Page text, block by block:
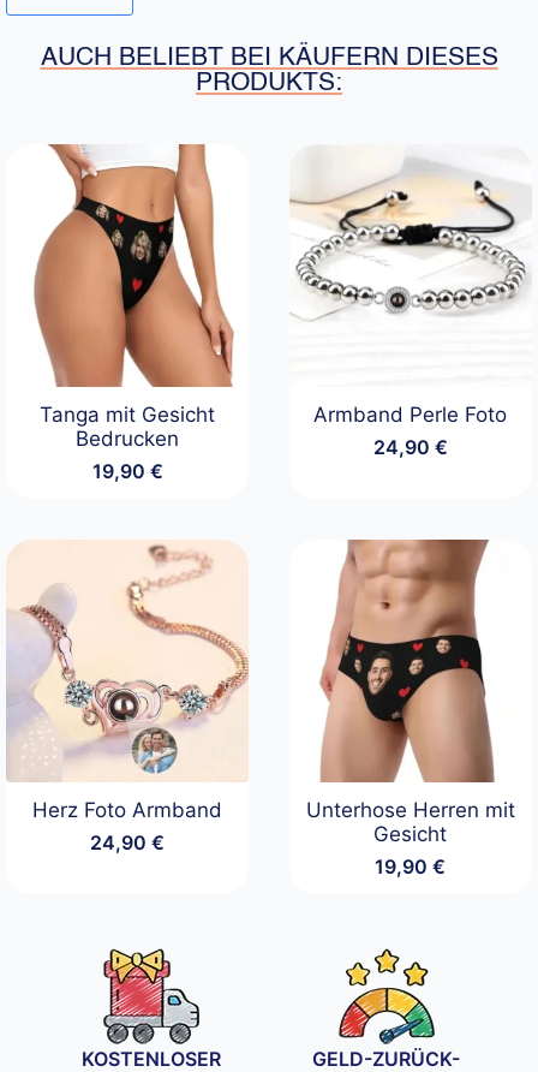
AUCH BELIEBT BEI KÄUFERN DIESES
PRODUKTS:
Tanga mit Gesicht
Bedrucken
19,90 €
Armband Perle Foto
24,90 €
Herz Foto Armband
24,90€
Unterhose Herren mit
Gesicht
19,90€
KOSTENLOSER
GELD-ZURÜCK-